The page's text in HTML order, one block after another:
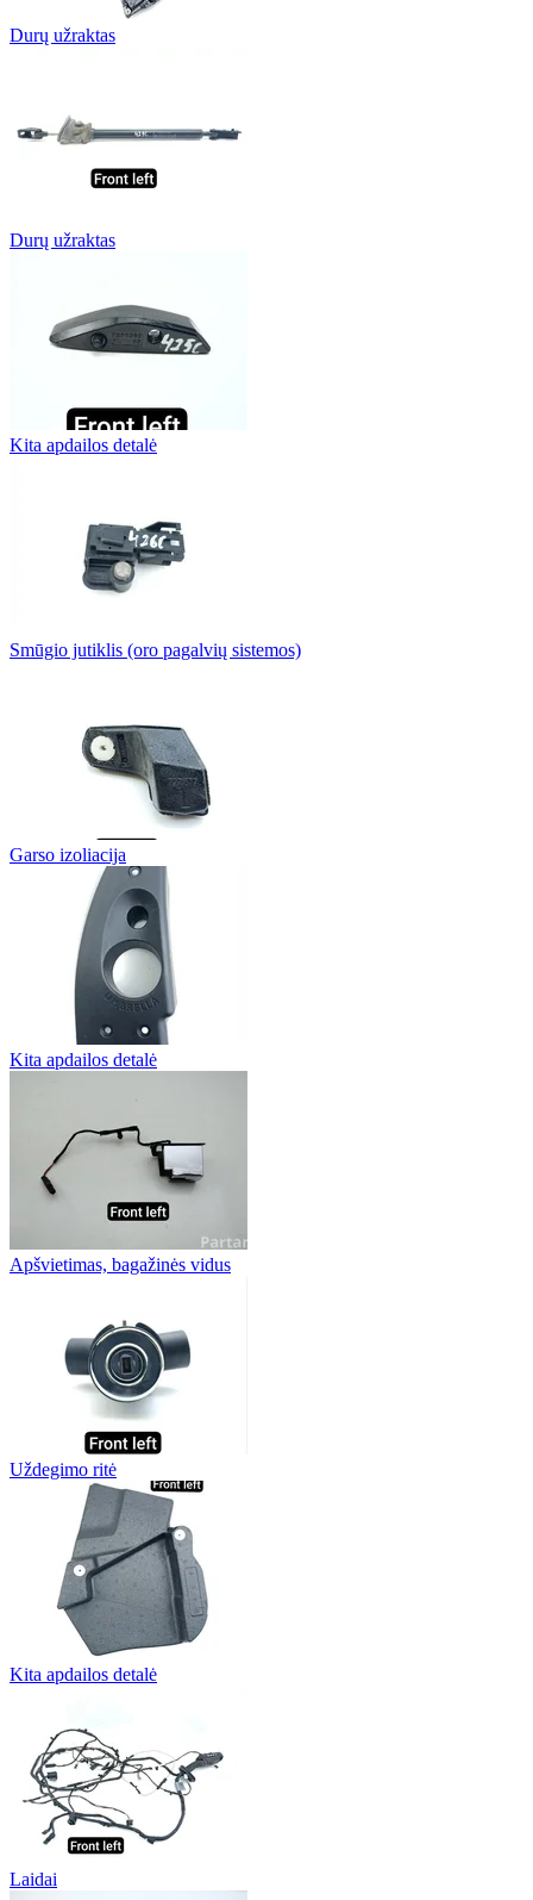
Durų užraktas
Durų užraktas
Kita apdailos detalė
Smūgio jutiklis (oro pagalvių sistemos)
Garso izoliacija
Kita apdailos detalė
Apšvietimas, bagažinės vidus
Uždegimo ritė
Kita apdailos detalė
Laidai